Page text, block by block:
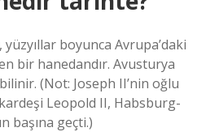
boyunca Avrupa’daki
bir hanedandır. Avusturya
(Not: Joseph II’nin oğlu
Leopold II, Habsburg-
başına geçti.)